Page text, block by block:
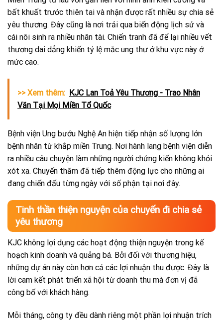
bất khuất trước thiên tai và nhận được rất nhiều sự chia sẻ
yêu thương. Đây cũng là nơi trải qua biến động lịch sử và
cái nôi sinh ra nhiều nhân tài. Chiến tranh đã để lại nhiều vết
thương dai dẳng khiến tỷ lệ mắc ung thư ở khu vực này ở
mức cao.
>> Xem thêm: KJC Lan Toả Yêu Thương - Trao Nhân
Văn Tại Mọi Miền Tổ Quốc
Bệnh viện Ung bướu Nghệ An hiện tiếp nhận số lượng lớn
bệnh nhân từ khắp miền Trung. Nơi hành lang bệnh viện diễn
ra nhiều câu chuyện làm những người chứng kiến không khỏi
xót xa. Chuyến thăm đã tiếp thêm động lực cho những ai
đang chiến đấu từng ngày với số phận tại nơi đây.
Tinh thần thiện nguyện của chuyến đi chia sẻ
yêu thương
KJC không lợi dụng các hoạt động thiện nguyện trong kế
hoạch kinh doanh và quảng bá. Bởi đối với thương hiệu,
những dự án này còn hơn cả các lợi nhuận thu được. Đây là
lời cam kết phát triển xã hội từ doanh thu mà đơn vị đã
công bố với khách hàng.
Mỗi tháng, công ty đều dành riêng một phần lợi nhuận trích